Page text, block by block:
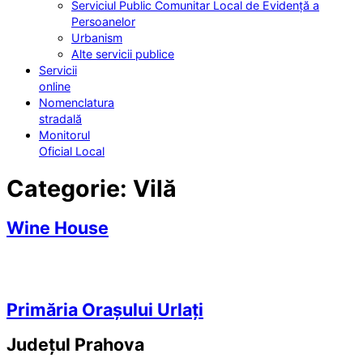
Serviciul Public Comunitar Local de Evidență a
Persoanelor
Urbanism
Alte servicii publice
Servicii
online
Nomenclatura
stradală
Monitorul
Oficial Local
Categorie: Vilă
Wine House
Primăria Orașului Urlați
Județul Prahova